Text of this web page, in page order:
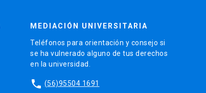
MEDIACIÓN UNIVERSITARIA
Teléfonos para orientación y consejo si
se ha vulnerado alguno de tus derechos
en la universidad.
phone (56)95504 1691